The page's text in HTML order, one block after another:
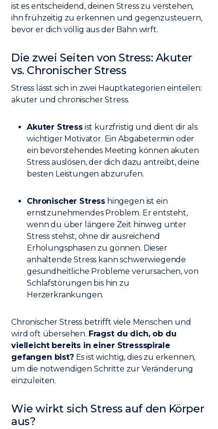
ist es entscheidend, deinen Stress zu verstehen,
ihn frühzeitig zu erkennen und gegenzusteuern,
bevor er dich völlig aus der Bahn wirft.
Die zwei Seiten von Stress: Akuter
vs. Chronischer Stress
Stress lässt sich in zwei Hauptkategorien einteilen:
akuter und chronischer Stress.
Akuter Stressist kurzfristig und dient dir als
wichtiger Motivator. Ein Abgabetermin oder
ein bevorstehendes Meeting können akuten
Stress auslösen, der dich dazu antreibt, deine
besten Leistungen abzurufen.
Chronischer Stress hingegen ist ein
ernstzunehmendes Problem. Er entsteht,
wenn du über längere Zeit hinweg unter
Stress stehst, ohne dir ausreichend
Erholungsphasen zu gönnen. Dieser
anhaltende Stress kann schwerwiegende
gesundheitliche Probleme verursachen, von
Schlafstörungen bis hin zu
Herzerkrankungen.
Chronischer Stress betrifft viele Menschen und
wird oft übersehen. Fragst du dich, ob du
vielleicht bereits in einer Stressspirale
gefangen bist?Es ist wichtig, dies zu erkennen,
um die notwendigen Schritte zur Veränderung
einzuleiten.
Wie wirkt sich Stress auf den Körper
aus?